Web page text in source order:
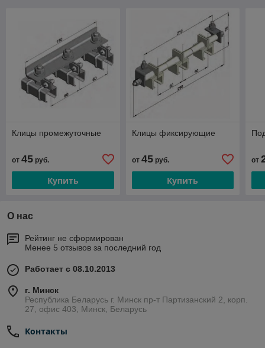
Клицы промежуточные
от 45 руб.
Купить
Клицы фиксирующие
от 45руб.
Купить
от
О нас
Рейтинг не сформирован
Менее 5 отзывов за последний год
Работает с 08.10.2013
г. Минск
Республика Беларусь г. Минск пр-т Партизанский 2, корп.
27, офис 403, Минск, Беларусь
Контакты